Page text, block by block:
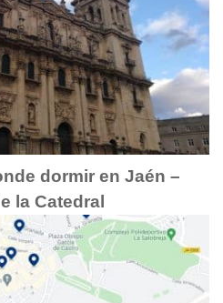
dormir en Jaén –
la Catedral